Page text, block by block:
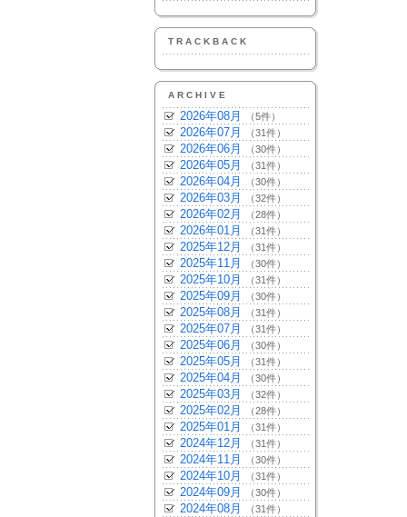
TRACKBACK
ARCHIVE
2026年08月 （5件）
2026年07月 （31件）
2026年06月 （30件）
2026年05月 （31件）
2026年04月 （30件）
2026年03月 （32件）
2026年02月 （28件）
2026年01月 （31件）
2025年12月 （31件）
2025年11月 （30件）
2025年10月 （31件）
2025年09月 （30件）
2025年08月 （31件）
2025年07月 （31件）
2025年06月 （30件）
2025年05月 （31件）
2025年04月 （30件）
2025年03月 （32件）
2025年02月 （28件）
2025年01月 （31件）
2024年12月 （31件）
2024年11月 （30件）
2024年10月 （31件）
2024年09月 （30件）
2024年08月 （31件）